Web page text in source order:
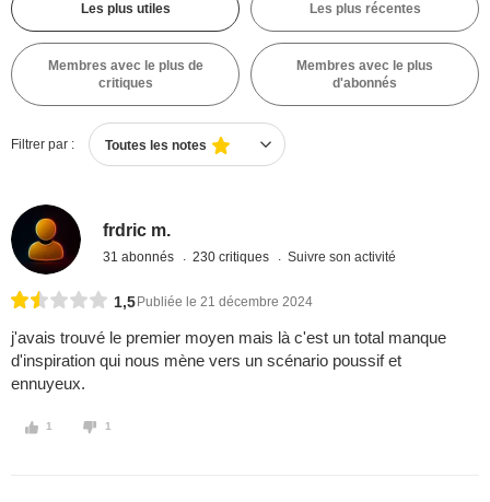
Les plus utiles Les plus récentes
Membres avec le plus de
critiques
Membres avec le plus
d'abonnés
Filtrer par : Toutes les notes
frdric m.
31 abonnés 230 critiques Suivre son activité
1,5 Publiée le 21 décembre 2024
j'avais trouvé le premier moyen mais là c'est un total manque
d'inspiration qui nous mène vers un scénario poussif et
ennuyeux.
1 1